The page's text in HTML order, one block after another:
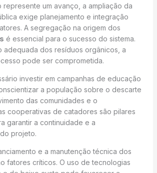
represente um avanço, a ampliação da
exige planejamento e integração
A segregação na origem dos
é essencial para o sucesso do sistema.
adequada dos resíduos orgânicos, a
pode ser comprometida.
investir em campanhas de educação
a população sobre o descarte
das comunidades e o
cooperativas de catadores são pilares
garantir a continuidade e a
projeto.
e a manutenção técnica dos
fatores críticos. O uso de tecnologias